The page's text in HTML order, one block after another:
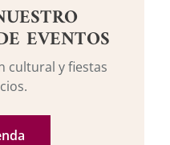
EVENTOS
cultural y fiestas